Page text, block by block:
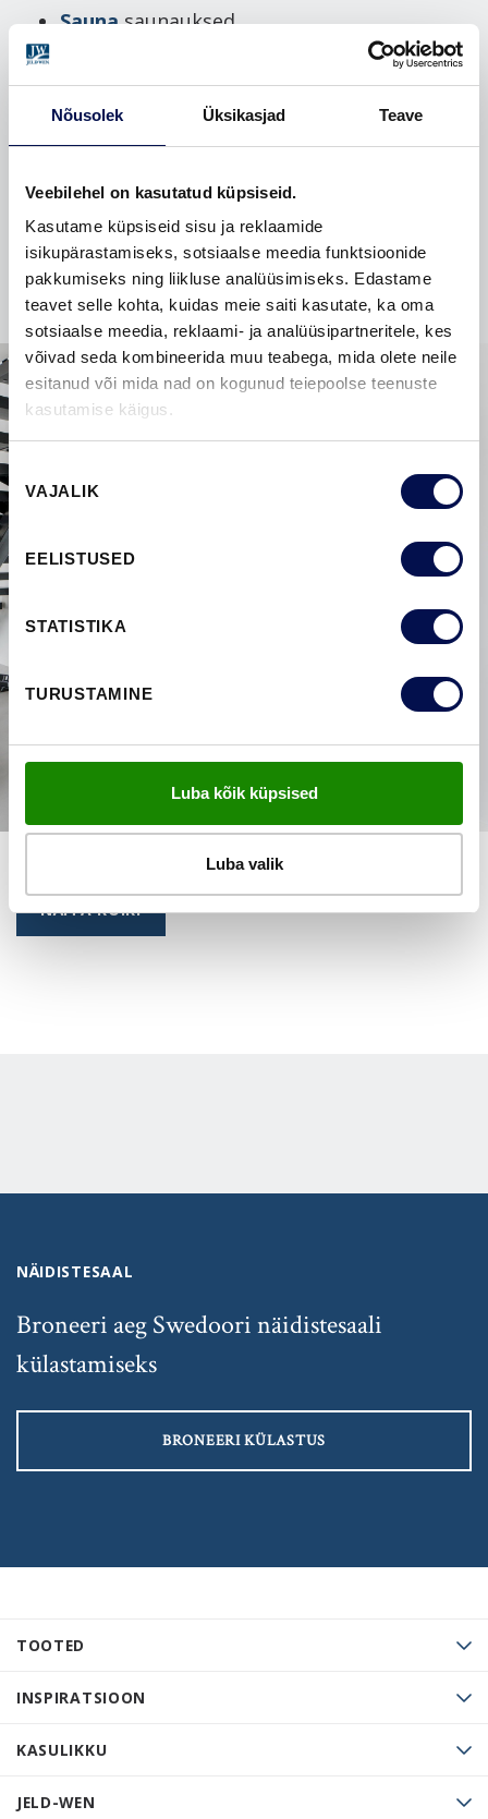
Nõusolek Üksikasjad Teave
Veebilehel on kasutatud küpsiseid.
Kasutame küpsiseid sisu ja reklaamide
isikupärastamiseks, sotsiaalse meedia funktsioonide
pakkumiseks ning liikluse analüüsimiseks. Edastame
teavet selle kohta, kuidas meie saiti kasutate, ka oma
sotsiaalse meedia, reklaami- ja analüüsipartneritele, kes
võivad seda kombineerida muu teabega, mida olete neile
esitanud või mida nad on kogunud teiepoolse teenuste
kasutamise käigus.
Nõusoleku
valikVAJALIK
EELISTUSED
STATISTIKA
TURUSTAMINE
Luba kõik küpsised
Luba valik
Sauna saunauksed
Täienda interjööri stiilsete siseustega! Lisaks
disainile ja värvile mõtle läbi ka uste
funktsionaalsus. Kas vajad niiskuskindlamaid,
pakuvad lükanduksed?
NÄITA KÕIKI
TOOTED
INSPIRATSIOON
KASULIKKU
JELD-WEN
NÄIDISTESAAL
Broneeri aeg Swedoori näidistesaali
külastamiseks
BRONEERI KÜLASTUS